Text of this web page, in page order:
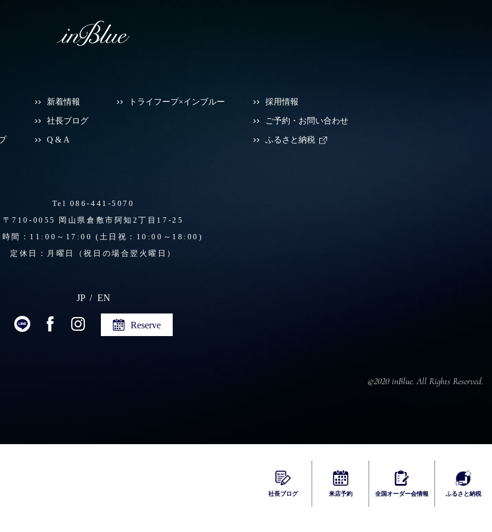
新着情報
社長ブログ
Q & A
トライフープ×インブルー 採用情報
ご予約・お問い合わせ
ふるさと納税
Tel 086-441-5070
〒710-0055 岡山県倉敷市阿知2丁目17-25
時間：11:00～17:00 (土日祝：10:00～18:00)
定休日：月曜日（祝日の場合翌火曜日）
JP EN
Reserve
©2020 inBlue. All Rights Reserved.
ふるさとチョイス
社長ブログ 来店予約 全国オーダー会情報 ふるさと納税